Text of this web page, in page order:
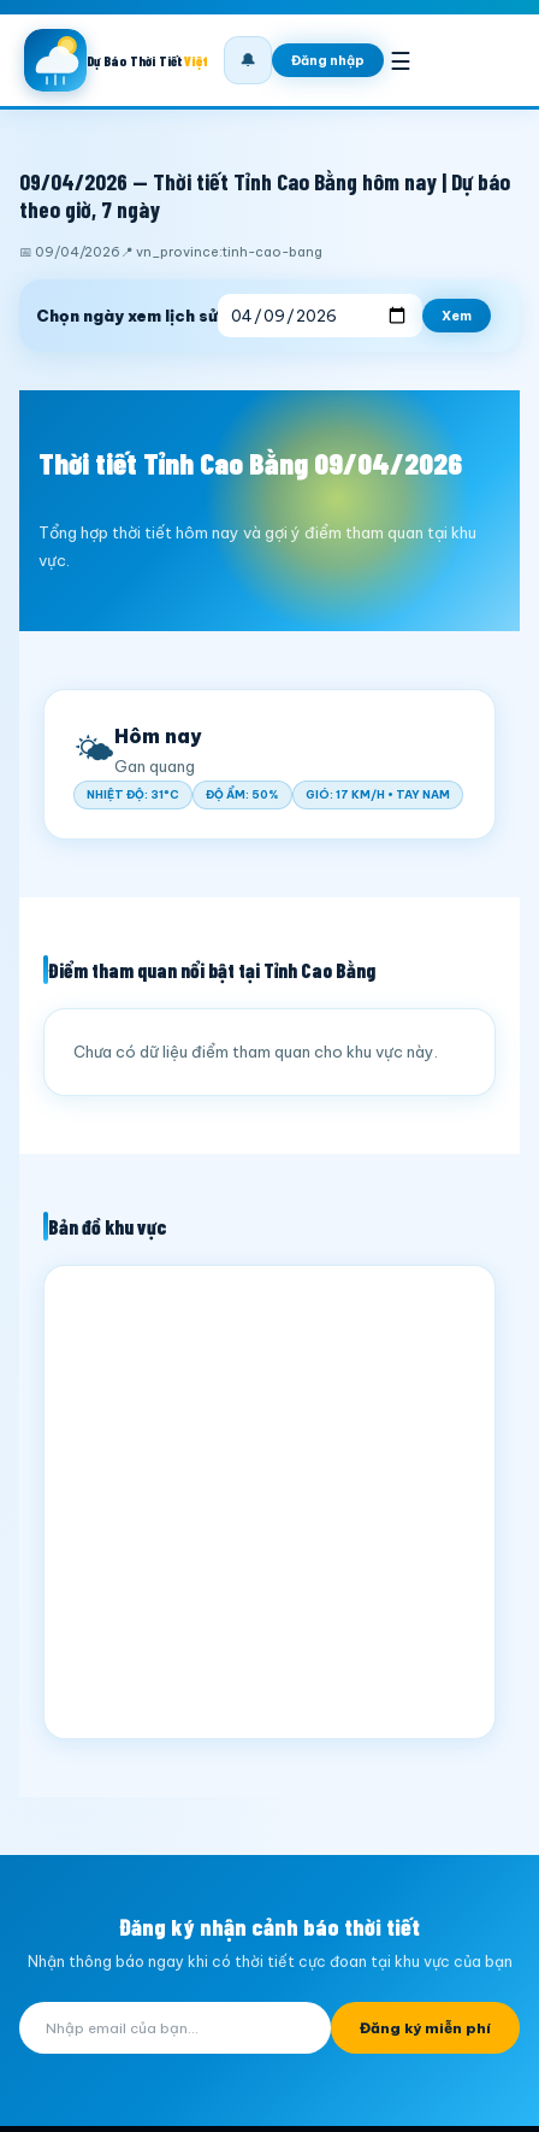
Dự Báo Thời TiếtViệt 🔔 Đăng nhập ☰
09/04/2026 — Thời tiết Tỉnh Cao Bằng hôm nay | Dự báo
theo giờ, 7 ngày
📅 09/04/2026 📍 vn_province:tinh-cao-bang
Chọn ngày xem lịch sử Xem
Thời tiết Tỉnh Cao Bằng 09/04/2026
Tổng hợp thời tiết hôm nay và gợi ý điểm tham quan tại khu
vực.
🌤️Hôm nay
Gan quang
NHIỆT ĐỘ: 31°C ĐỘ ẨM: 50% GIÓ: 17 KM/H • TAY NAM
Điểm tham quan nổi bật tại Tỉnh Cao Bằng
Chưa có dữ liệu điểm tham quan cho khu vực này.
Bản đồ khu vực
Đăng ký nhận cảnh báo thời tiết
Nhận thông báo ngay khi có thời tiết cực đoan tại khu vực của bạn
Đăng ký miễn phí